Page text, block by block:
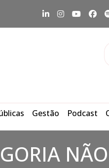
Gestão Podcast